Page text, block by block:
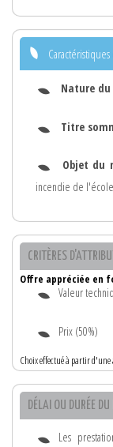
Nature
Titre
Objet du
incendie de l'école
CRITÈRES
Offre appréciée en
Valeur
Prix (50%)
Choix effectué à partir
DÉLAI OU DURÉE DU
Les